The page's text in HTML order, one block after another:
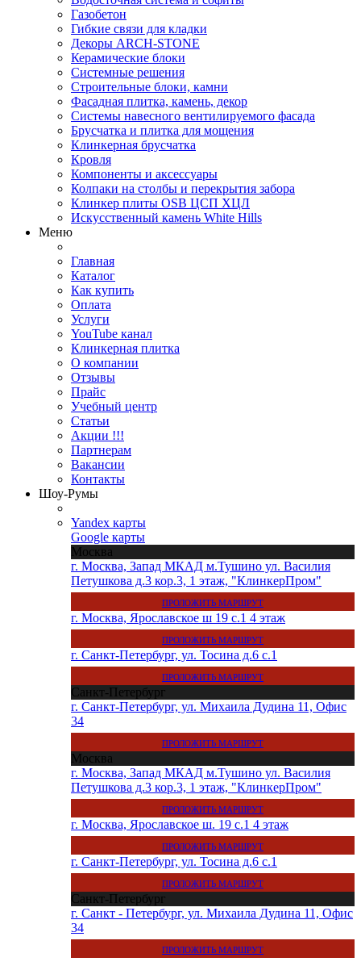
Газобетон
Гибкие связи для кладки
Декоры ARCH-STONE
Керамические блоки
Системные решения
Строительные блоки, камни
Фасадная плитка, камень, декор
Системы навесного вентилируемого фасада
Брусчатка и плитка для мощения
Клинкерная брусчатка
Кровля
Компоненты и аксессуары
Колпаки на столбы и перекрытия забора
Клинкер плиты OSB ЦСП ХЦЛ
Искусственный камень White Hills
Меню
Главная
Каталог
Как купить
Оплата
Услуги
YouTube канал
Клинкерная плитка
О компании
Отзывы
Прайс
Учебный центр
Статьи
Акции !!!
Партнерам
Вакансии
Контакты
Шоу-Румы
Yandex карты
Google карты
Москва
г. Москва, Запад МКАД м.Тушино ул. Василия
Петушкова д.3 кор.3, 1 этаж, "КлинкерПром"
ПРОЛОЖИТЬ МАРШРУТ
г. Москва, Ярославское ш 19 с.1 4 этаж
ПРОЛОЖИТЬ МАРШРУТ
г. Санкт-Петербург, ул. Тосина д.6 с.1
ПРОЛОЖИТЬ МАРШРУТ
Санкт-Петербург
г. Санкт-Петербург, ул. Михаила Дудина 11, Офис
34
ПРОЛОЖИТЬ МАРШРУТ
Москва
г. Москва, Запад МКАД м.Тушино ул. Василия
Петушкова д.3 кор.3, 1 этаж, "КлинкерПром"
ПРОЛОЖИТЬ МАРШРУТ
г. Москва, Ярославское ш. 19 с.1 4 этаж
ПРОЛОЖИТЬ МАРШРУТ
г. Санкт-Петербург, ул. Тосина д.6 с.1
ПРОЛОЖИТЬ МАРШРУТ
Санкт-Петербург
г. Санкт - Петербург, ул. Михаила Дудина 11, Офис
34
ПРОЛОЖИТЬ МАРШРУТ